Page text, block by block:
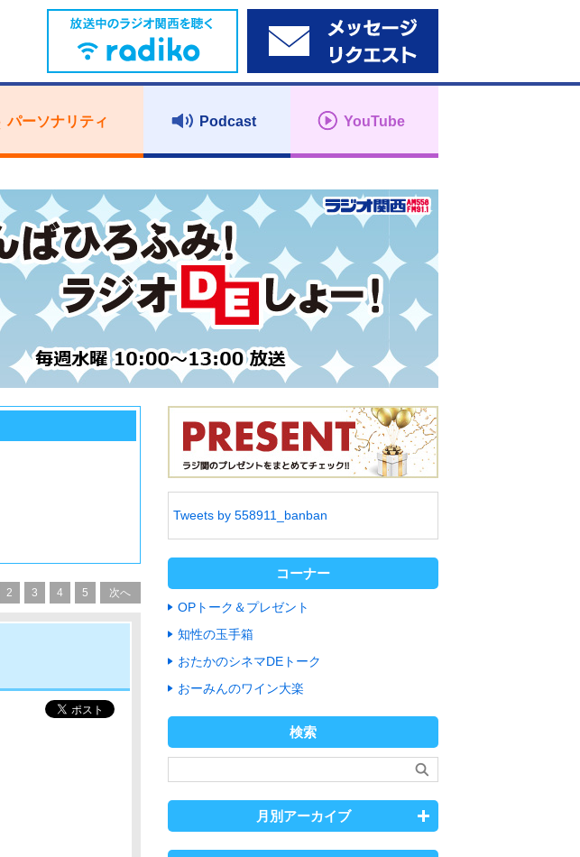
パーソナリティ Podcast YouTube
2 3 4 5 次へ
Tweets by 558911_banban
コーナー
OPトーク＆プレゼント
知性の玉手箱
おたかのシネマDEトーク
おーみんのワイン大楽
検索
月別アーカイブ